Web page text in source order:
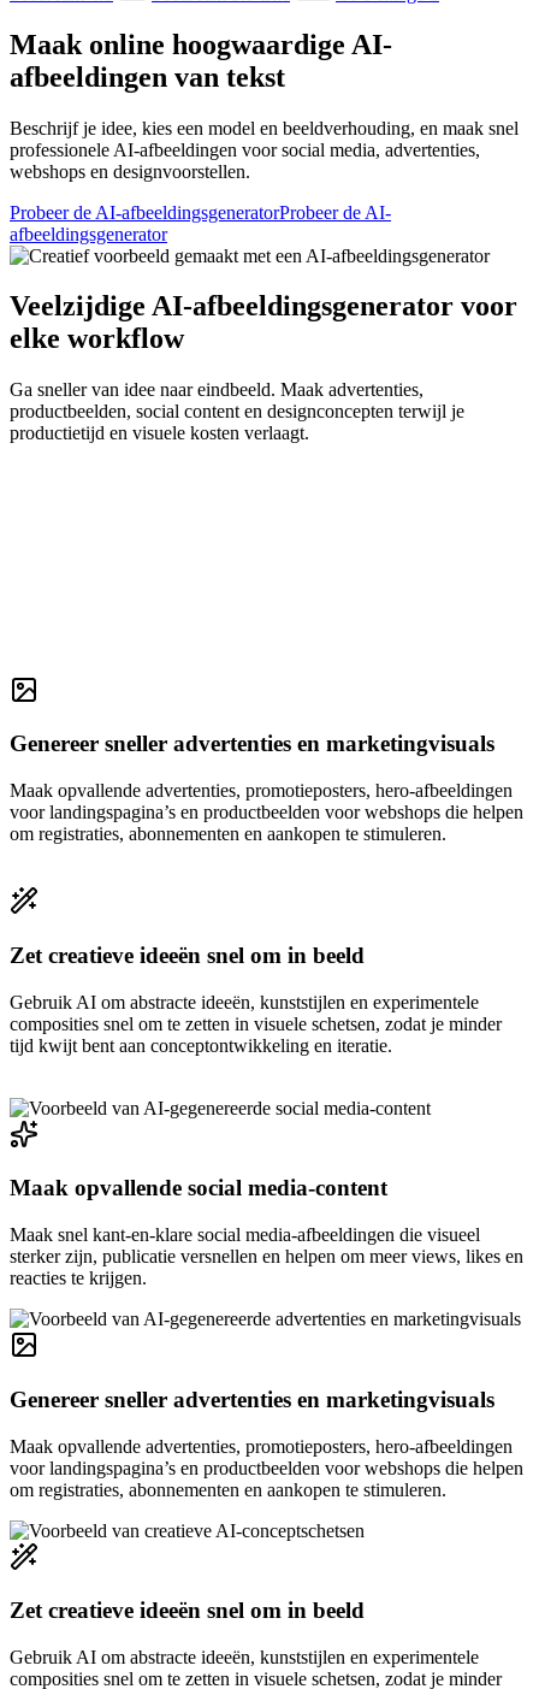
Maak online hoogwaardige AI-
afbeeldingen van tekst
Beschrijf je idee, kies een model en beeldverhouding, en maak snel
professionele AI-afbeeldingen voor social media, advertenties,
webshops en designvoorstellen.
Probeer de AI-afbeeldingsgeneratorProbeer de AI-
afbeeldingsgenerator
Veelzijdige AI-afbeeldingsgenerator voor
elke workflow
Ga sneller van idee naar eindbeeld. Maak advertenties,
productbeelden, social content en designconcepten terwijl je
productietijd en visuele kosten verlaagt.
Genereer sneller advertenties en marketingvisuals
Maak opvallende advertenties, promotieposters, hero-afbeeldingen
voor landingspagina’s en productbeelden voor webshops die helpen
om registraties, abonnementen en aankopen te stimuleren.
Zet creatieve ideeën snel om in beeld
Gebruik AI om abstracte ideeën, kunststijlen en experimentele
composities snel om te zetten in visuele schetsen, zodat je minder
tijd kwijt bent aan conceptontwikkeling en iteratie.
Maak opvallende social media-content
Maak snel kant-en-klare social media-afbeeldingen die visueel
sterker zijn, publicatie versnellen en helpen om meer views, likes en
reacties te krijgen.
Genereer sneller advertenties en marketingvisuals
Maak opvallende advertenties, promotieposters, hero-afbeeldingen
voor landingspagina’s en productbeelden voor webshops die helpen
om registraties, abonnementen en aankopen te stimuleren.
Zet creatieve ideeën snel om in beeld
Gebruik AI om abstracte ideeën, kunststijlen en experimentele
composities snel om te zetten in visuele schetsen, zodat je minder